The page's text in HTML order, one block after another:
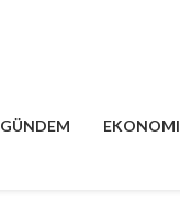
GÜNDEM EKONOMI